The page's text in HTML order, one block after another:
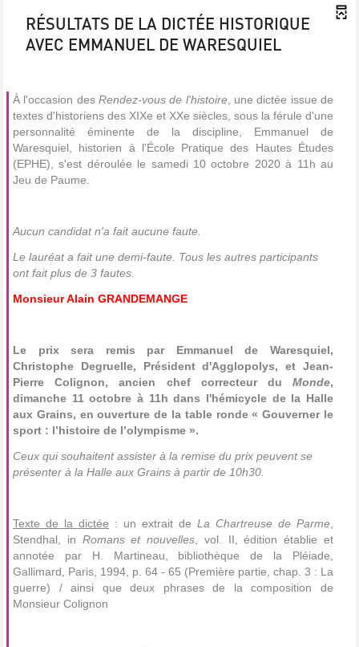
RÉSULTATS DE LA DICTÉE HISTORIQUE
AVEC EMMANUEL DE WARESQUIEL
À l'occasion des Rendez-vous de l'histoire, une dictée issue de
textes d'historiens des XIXe et XXe siècles, sous la férule d'une
personnalité éminente de la discipline, Emmanuel de
Waresquiel, historien à l'École Pratique des Hautes Études
(EPHE), s'est déroulée le samedi 10 octobre 2020 à 11h au
Jeu de Paume.
Aucun candidat n'a fait aucune faute.
Le lauréat a fait une demi-faute. Tous les autres participants
ont fait plus de 3 fautes.
Monsieur Alain GRANDEMANGE
Le prix sera remis par Emmanuel de Waresquiel,
Christophe Degruelle, Président d'Agglopolys, et Jean-
Pierre Colignon, ancien chef correcteur du Monde,
dimanche 11 octobre à 11h dans l'hémicycle de la Halle
aux Grains, en ouverture de la table ronde « Gouverner le
sport : l’histoire de l’olympisme ».
Ceux qui souhaitent assister à la remise du prix peuvent se
présenter à la Halle aux Grains à partir de 10h30.
Texte de la dictée : un extrait de La Chartreuse de Parme
Stendhal, in Romans et nouvelles , vol. II, édition établie et
annotée par H. Martineau, bibliothèque de la Pléiade,
Gallimard, Paris, 1994, p. 64 - 65 (Première partie, chap. 3 : La
guerre) / ainsi que deux phrases de la composition de
Monsieur Colignon